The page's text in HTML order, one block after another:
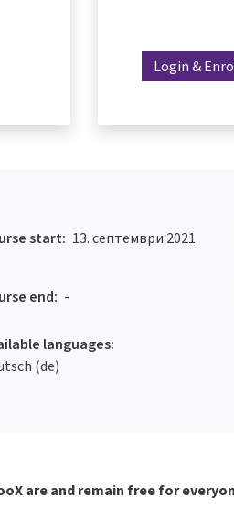
Login &
start: 13. септември 2021
end: -
languages:
‎(de)‎
are and remain free for